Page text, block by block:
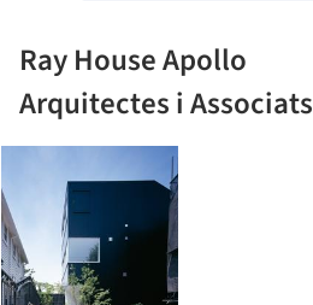
Ray House Apollo
Arquitectes i Associats